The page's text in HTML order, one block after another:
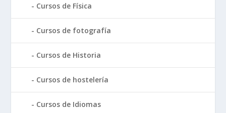
Cursos de Física
Cursos de fotografía
Cursos de Historia
Cursos de hostelería
Cursos de Idiomas